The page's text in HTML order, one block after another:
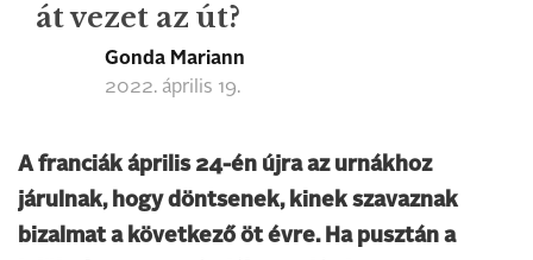
át vezet az út?
Gonda Mariann
2022. április 19.
A franciák április 24-én újra az urnákhoz
járulnak, hogy döntsenek, kinek szavaznak
bizalmat a következő öt évre. Ha pusztán a